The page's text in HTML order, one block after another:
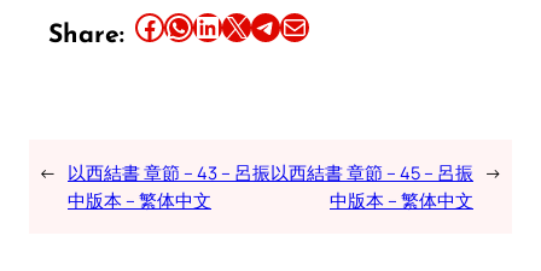
Share: Share this article on Facebook Share this article on WhatsApp Share this article on LinkedIn Share this article on X Share this article on TelegramEmail this Article
← 以西結書 章節 – 43 – 呂振
中版本 – 繁体中文
以西結書 章節 – 45 – 呂振
中版本 – 繁体中文
→